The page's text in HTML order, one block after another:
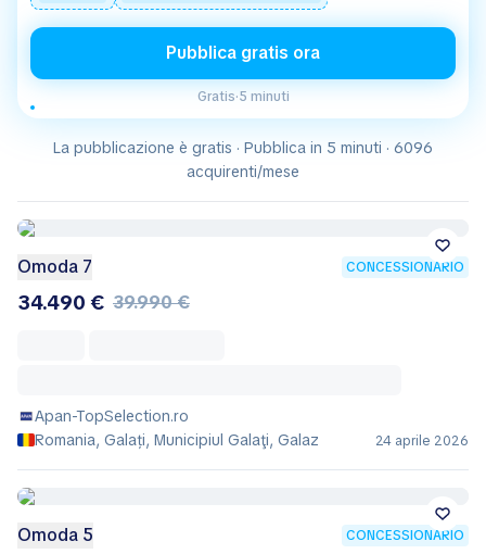
Pubblica gratis ora
Gratis·5 minuti
La pubblicazione è gratis · Pubblica in 5 minuti · 6096
acquirenti/mese
Omoda 7 CONCESSIONARIO
34.490 € 39.990 €
Apan-TopSelection.ro
Romania, Galați, Municipiul Galaţi, Galaz
24 aprile 2026
Omoda 5 CONCESSIONARIO